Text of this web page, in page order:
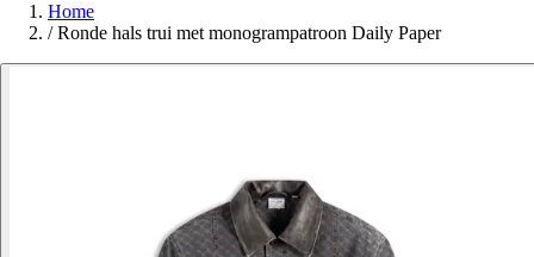
Home
/ Ronde hals trui met monogrampatroon Daily Paper